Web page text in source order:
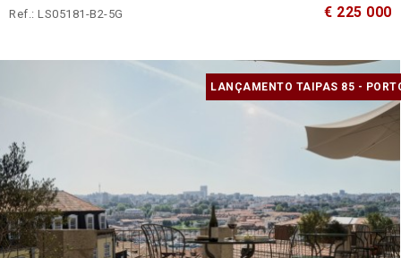
Ref.: LS05181-B2-5G € 225 000
LANÇAMENTO TAIPAS 85 -